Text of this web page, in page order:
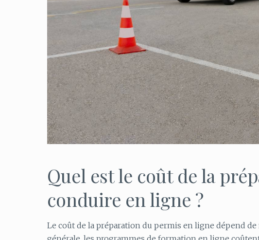
Quel est le coût de la
conduire en ligne ?
Le coût de la préparation du permis en ligne dépend